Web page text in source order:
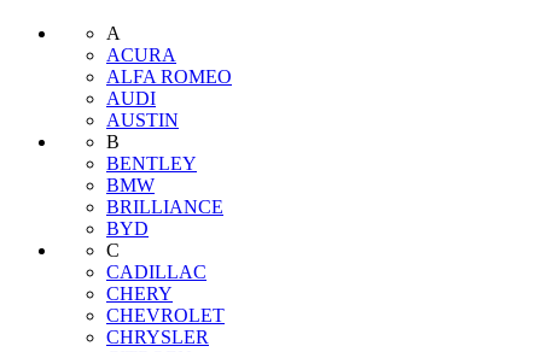
A
ACURA
ALFA ROMEO
AUDI
AUSTIN
B
BENTLEY
BMW
BRILLIANCE
BYD
C
CADILLAC
CHERY
CHEVROLET
CHRYSLER